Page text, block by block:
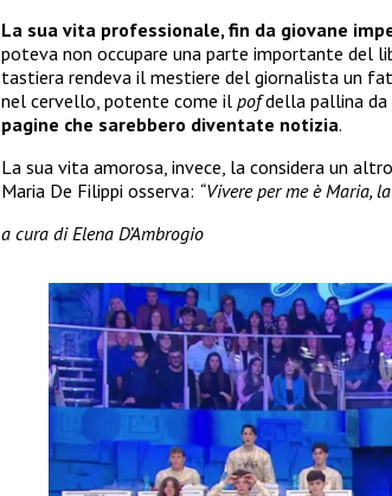
La sua vita professionale, fin da giovane
poteva non occupare una parte importante del
tastiera rendeva il mestiere del giornalista un
nel cervello, potente come il pofdella pallina da
pagine che sarebbero diventate notizia.
La sua vita amorosa, invece, la considera un
Maria De Filippi osserva: “Vivere per me è Maria,
a cura di Elena D’Ambrogio